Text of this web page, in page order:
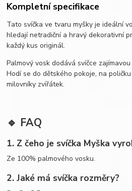
Kompletní specifikace
Tato svíčka ve tvaru myšky je ideální
hledají netradiční a hravý dekorativní
každý kus originál.
Palmový vosk dodává svíčce
Hodí se do dětského pokoje, na
milovníky zvířátek.
🔹 FAQ
1. Z čeho je svíčka Myška
Ze 100% palmového vosku.
2. Jaké má svíčka rozměry?